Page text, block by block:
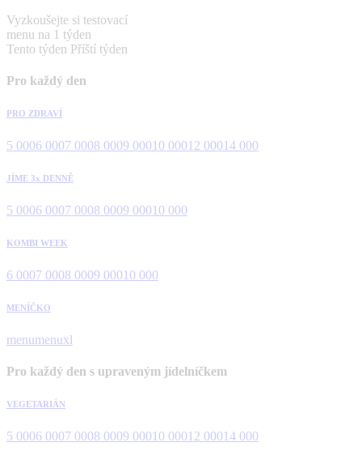
Vyzkoušejte si testovací
menu na 1 týden
Tento týden Příští týden
Pro každý den
PRO ZDRAVÍ
5 0006 0007 0008 0009 00010 00012 00014 000
JÍME 3x DENNĚ
5 0006 0007 0008 0009 00010 000
KOMBI WEEK
6 0007 0008 0009 00010 000
MENÍČKO
menumenuxl
Pro každý den s upraveným jídelníčkem
VEGETARIÁN
5 0006 0007 0008 0009 00010 00012 00014 000